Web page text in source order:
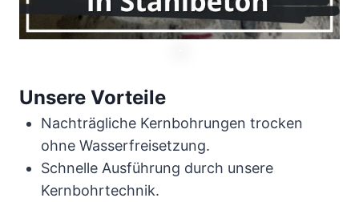
Unsere Vorteile
Nachträgliche Kernbohrungen trocken
ohne Wasserfreisetzung.
Schnelle Ausführung durch unsere
Kernbohrtechnik.